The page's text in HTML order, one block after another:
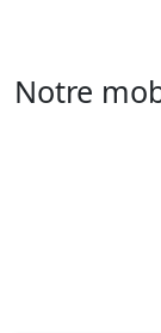
Notre